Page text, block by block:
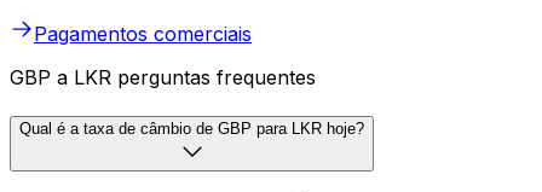
Pagamentos comerciais
GBP a LKR perguntas frequentes
Qual é a taxa de câmbio de GBP para LKR hoje?